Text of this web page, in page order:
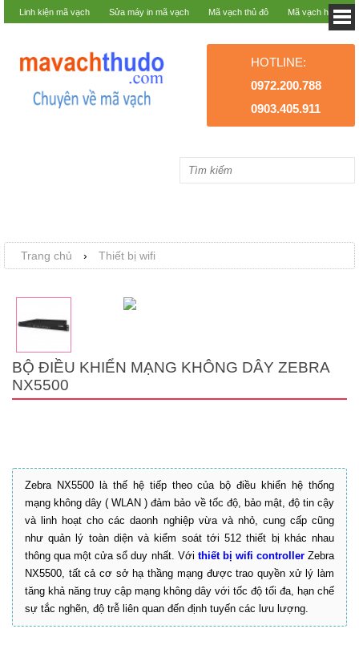
Linh kiện mã vạch Sửa máy in mã vạch Mã vạch thủ đô Mã vạch hà nội
HOTLINE:
0972.200.788
0903.405.911
Trang chủ › Thiết bị wifi
BỘ ĐIỀU KHIỂN MẠNG KHÔNG DÂY ZEBRA
NX5500
Zebra NX5500 là thế hệ tiếp theo của bộ điều khiển hệ thống
mạng không dây ( WLAN ) đảm bảo về tốc độ, bảo mật, độ tin cậy
và linh hoạt cho các daonh nghiệp vừa và nhỏ, cung cấp cũng
như quản lý toàn diện và kiểm soát tới 512 thiết bị khác nhau
thông qua một cửa sổ duy nhất. Với thiết bị wifi controllerZebra
NX5500, tất cả cơ sở hạ thầng mạng được trao quyền xử lý làm
tăng khả năng truy cập mạng không dây với tốc độ tối đa, hạn chế
sự tắc nghẽn, độ trễ liên quan đến định tuyến các lưu lượng.